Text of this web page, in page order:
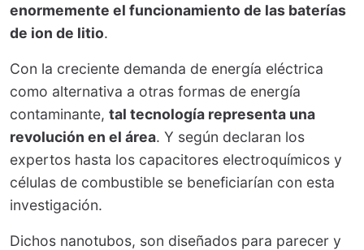
enormemente el funcionamiento de las baterías
de ion de litio.
Con la creciente demanda de energía eléctrica
como alternativa a otras formas de energía
contaminante, tal tecnología representa una
revolución en el área. Y según declaran los
expertos hasta los capacitores electroquímicos y
células de combustible se beneficiarían con esta
investigación.
Dichos nanotubos, son diseñados para parecer y